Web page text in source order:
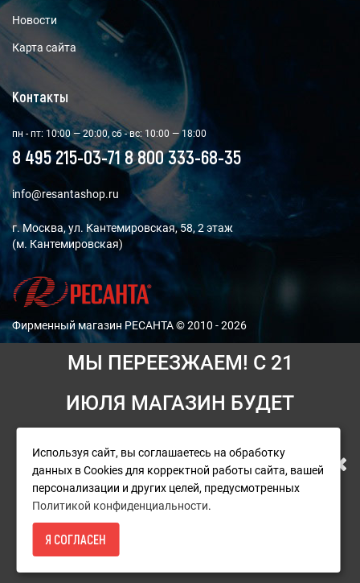
МЫ ПЕРЕЕЗЖАЕМ! С 21
ИЮЛЯ МАГАЗИН БУДЕТ
РАБОТАТЬ ПО НОВОМУ
АДРЕСУ. ПОДРОБНАЯ
ИНФОРМАЦИЯ О ПЕРЕЕЗДЕ
Новости
Карта сайта
Контакты
пн - пт: 10:00 — 20:00, сб - вс: 10:00 — 18:00
8 495 215-03-71 8 800 333-68-35
info@resantashop.ru
г. Москва, ул. Кантемировская, 58, 2 этаж
(м. Кантемировская)
Фирменный магазин РЕСАНТА © 2010 - 2026
Мы принимаем платежи:
При возникновении ситуаций, для решения которых
необходимо участия руководителя, свяжитесь с
генеральным директором
НАПИСАТЬ ДИРЕКТОРУ
Используя сайт, вы соглашаетесь на обработку
данных в Cookies для корректной работы сайта, вашей
персонализации и других целей, предусмотренных
Политикой конфиденциальности.
Я СОГЛАСЕН